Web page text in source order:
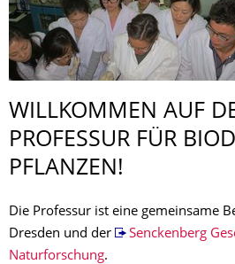
WILLKOMMEN AUF
PROFESSUR FÜR
PFLANZEN!
Die Professur ist eine gemeinsame
Dresden und der
Senckenberg
Naturforschung.